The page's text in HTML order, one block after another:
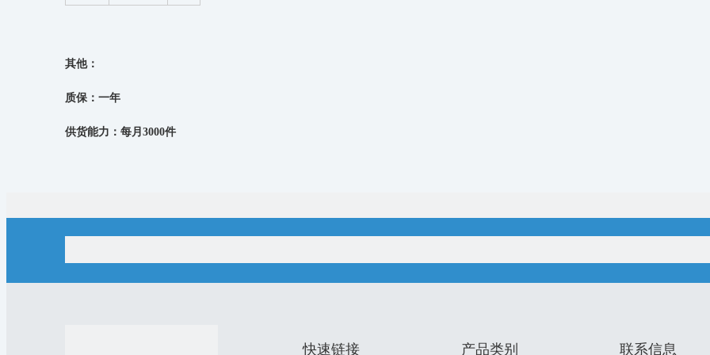
其他：
质保：一年
供货能力：每月3000件
放大镜x1，镜头盖x2，布箱x1，清洁布x1，头绳x1，螺丝刀x1
上一条:
快速链接 产品类别 联系信息